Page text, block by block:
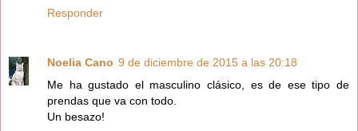
Responder
Noelia Cano 9 de diciembre de 2015 a las 20:18
Me ha gustado el masculino clásico, es de ese tipo de
prendas que va con todo.
Un besazo!